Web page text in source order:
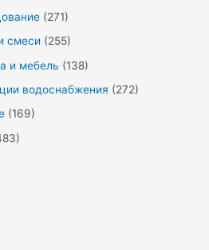
(271)
смеси (255)
и мебель (138)
водоснабжения (272)
(169)